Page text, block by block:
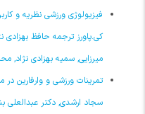
کی.پاورز ترجمه حافظ بهزادی
میرزایی, سمیه بهزادی نژاد,
تمرینات ورزشی و وارفارین در
سجاد ارشدی, دکتر عبدالعلی